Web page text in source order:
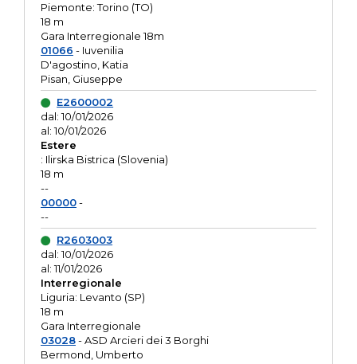
Piemonte: Torino (TO)
18 m
Gara Interregionale 18m
01066 - Iuvenilia
D'agostino, Katia
Pisan, Giuseppe
E2600002
dal: 10/01/2026
al: 10/01/2026
Estere
: Ilirska Bistrica (Slovenia)
18 m
--
00000-
--
R2603003
dal: 10/01/2026
al: 11/01/2026
Interregionale
Liguria: Levanto (SP)
18 m
Gara Interregionale
03028- ASD Arcieri dei 3 Borghi
Bermond, Umberto